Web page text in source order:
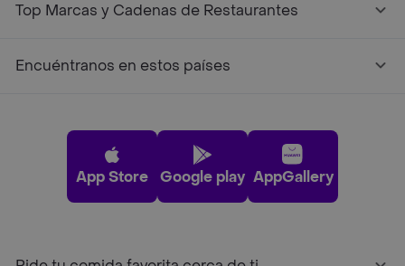
Top Marcas y Cadenas de Restaurantes
Encuéntranos en estos países
App Store Google play AppGallery